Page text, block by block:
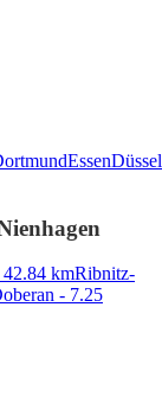
Essen
kmRibnitz-
- 7.25